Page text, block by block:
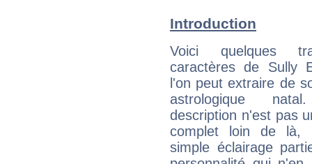
Introduction
Voici quelques
caractères de Sully
l'on peut extraire de
astrologique
description n'est pas
complet loin de là,
simple éclairage